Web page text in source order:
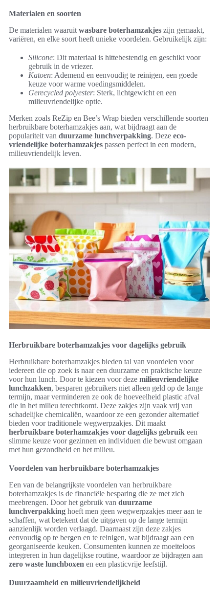
Materialen en soorten
De materialen waaruit wasbare boterhamzakjes zijn gemaakt,
variëren, en elke soort heeft unieke voordelen. Gebruikelijk zijn:
Silicone: Dit materiaal is hittebestendig en geschikt voor
gebruik in de vriezer.
Katoen: Ademend en eenvoudig te reinigen, een goede
keuze voor warme voedingsmiddelen.
Gerecycled polyester: Sterk, lichtgewicht en een
milieuvriendelijke optie.
Merken zoals ReZip en Bee’s Wrap bieden verschillende soorten
herbruikbare boterhamzakjes aan, wat bijdraagt aan de
populariteit van duurzame lunchverpakking. Deze eco-
vriendelijke boterhamzakjes passen perfect in een modern,
milieuvriendelijk leven.
Herbruikbare boterhamzakjes voor dagelijks gebruik
Herbruikbare boterhamzakjes bieden tal van voordelen voor
iedereen die op zoek is naar een duurzame en praktische keuze
voor hun lunch. Door te kiezen voor deze milieuvriendelijke
lunchzakken, besparen gebruikers niet alleen geld op de lange
termijn, maar verminderen ze ook de hoeveelheid plastic afval
die in het milieu terechtkomt. Deze zakjes zijn vaak vrij van
schadelijke chemicaliën, waardoor ze een gezonder alternatief
bieden voor traditionele wegwerpzakjes. Dit maakt
herbruikbare boterhamzakjes voor dagelijks gebruik een
slimme keuze voor gezinnen en individuen die bewust omgaan
met hun gezondheid en het milieu.
Voordelen van herbruikbare boterhamzakjes
Een van de belangrijkste voordelen van herbruikbare
boterhamzakjes is de financiële besparing die ze met zich
meebrengen. Door het gebruik van duurzame
lunchverpakking hoeft men geen wegwerpzakjes meer aan te
schaffen, wat betekent dat de uitgaven op de lange termijn
aanzienlijk worden verlaagd. Daarnaast zijn deze zakjes
eenvoudig op te bergen en te reinigen, wat bijdraagt aan een
georganiseerde keuken. Consumenten kunnen ze moeiteloos
integreren in hun dagelijkse routine, waardoor ze bijdragen aan
zero waste lunchboxen en een plasticvrije leefstijl.
Duurzaamheid en milieuvriendelijkheid